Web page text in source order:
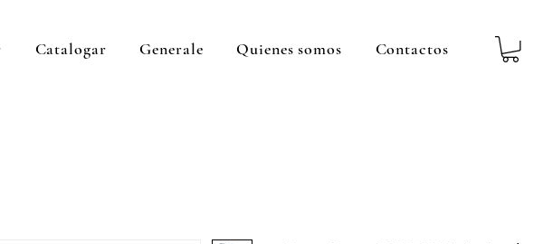
Catalogar Generale Quienes somos Contactos